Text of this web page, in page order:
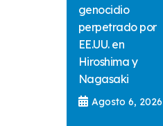
genocidio
perpetrado por
EE.UU. en
Hiroshima y
Nagasaki
Agosto 6, 2026